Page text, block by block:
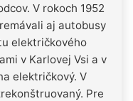
V rokoch 1952
aj autobusy
električkového
v Karlovej Vsi a v
električkový. V
Pre